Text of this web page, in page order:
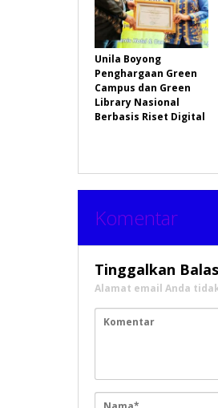
Unila Boyong
Penghargaan Green
Campus dan Green
Library Nasional
Berbasis Riset Digital
Komentar
Tinggalkan
Alamat email Anda